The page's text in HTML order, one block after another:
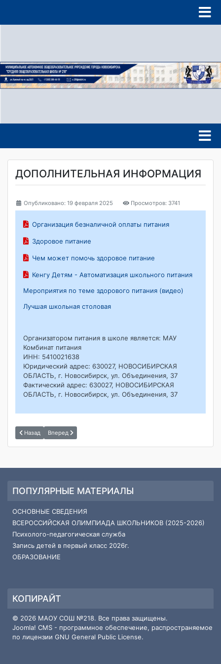
ДОПОЛНИТЕЛЬНАЯ ИНФОРМАЦИЯ
Опубликовано: 19 февраля 2025 Просмотров: 3741
Организация безналичной оплаты питания
Здоровое питание
Чем может помочь здоровое питание
Кенгу Детям - Автоматизация школьного питания
Мероприятия по теме здорового питания (видео)
Лучшая школьная столовая
Организатором питания в школе является: МАУ
Комбинат питания
ИНН: 5410021638
Юридический адрес: 630027, НОВОСИБИРСКАЯ
ОБЛАСТЬ, г. Новосибирск, ул. Объединения, 37
Фактический адрес: 630027, НОВОСИБИРСКАЯ
ОБЛАСТЬ, г. Новосибирск, ул. Объединения, 37
Назад Вперед
ПОПУЛЯРНЫЕ МАТЕРИАЛЫ
ОСНОВНЫЕ СВЕДЕНИЯ
ВСЕРОССИЙСКАЯ ОЛИМПИАДА ШКОЛЬНИКОВ (2025-2026)
Психолого-педагогическая служба
Запись детей в первый класс 2026г.
ОБРАЗОВАНИЕ
КОПИРАЙТ
© 2026 МАОУ СОШ №218. Все права защищены.
Joomla! CMS - программное обеспечение, распространяемое
по лицензии GNU General Public License.